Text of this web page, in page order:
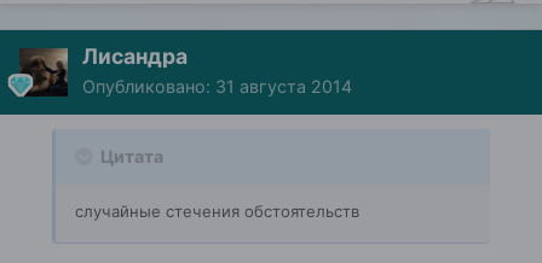
Лисандра
Опубликовано: 31 августа 2014
Цитата
случайные стечения обстоятельств